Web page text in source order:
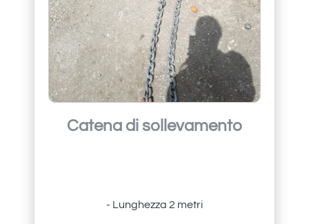
Catena di sollevamento
- Lunghezza 2 metri